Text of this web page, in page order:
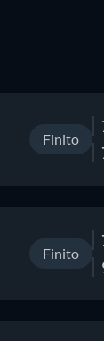
Finito
Finito